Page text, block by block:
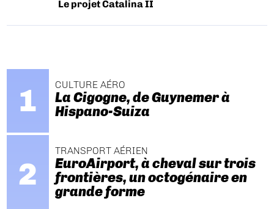
Le projet Catalina II
CULTURE AÉRO
La Cigogne, de Guynemer à
Hispano-Suiza
TRANSPORT AÉRIEN
EuroAirport, à cheval sur trois
frontières, un octogénaire en
grande forme